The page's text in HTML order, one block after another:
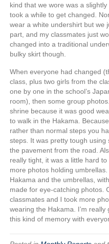
kind that we wore was a
took a while to get changed.
wear a white undershirt but we
part, and my classmates just
changed into a traditional
bulky skirt though.
When everyone had changed
class, plus two girls from the
one by one in the school’s
room), then some group
shrine because it was good
to walk in the Hakama.
rather than normal steps you
steps. It was pretty tough
the pavement from the road.
really tight, it was a little hard
more photos holding
Hakama and the umbrellas,
made for eye-catching photos.
classmates and I took more
wearing the Hakama. I’m
this kind of memory with